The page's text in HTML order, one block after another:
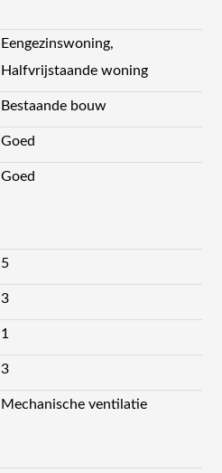
Eengezinswoning,
Halfvrijstaande woning
Bestaande bouw
Goed
Goed
5
3
1
3
Mechanische ventilatie